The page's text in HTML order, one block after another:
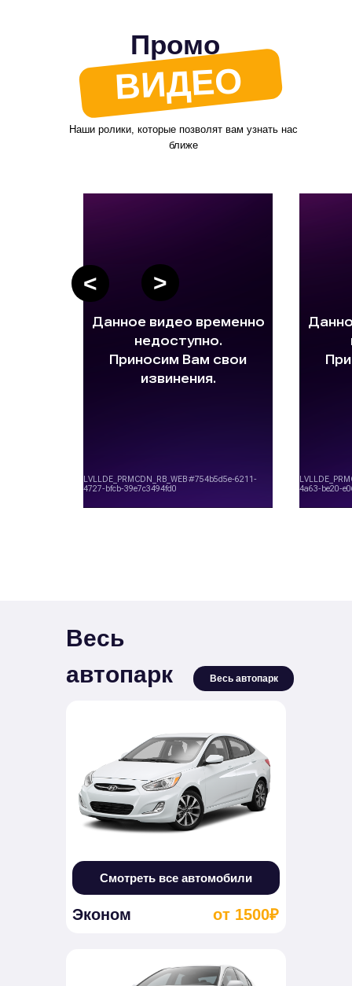
Промо
ВИДЕО
Наши ролики, которые позволят вам узнать нас
ближе
< >
Весь
автопарк
Весь автопарк
Эконом от 1500₽
Смотреть все автомобили